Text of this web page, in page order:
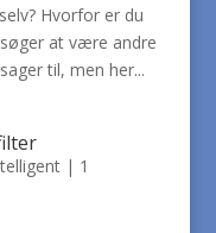
Hvorfor er du
at være andre
til, men her...
| 1